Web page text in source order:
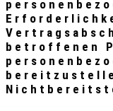
betroffenen